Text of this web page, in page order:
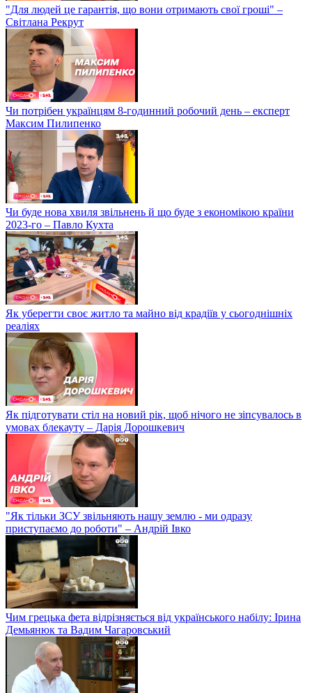
"Для людей це гарантія, що вони отримають свої гроші" –
Світлана Рекрут
Чи потрібен українцям 8-годинний робочий день – експерт
Максим Пилипенко
Чи буде нова хвиля звільнень й що буде з економікою країни
2023-го – Павло Кухта
Як уберегти своє житло та майно від крадіїв у сьогоднішніх
реаліях
Як підготувати стіл на новий рік, щоб нічого не зіпсувалось в
умовах блекауту – Дарія Дорошкевич
"Як тільки ЗСУ звільняють нашу землю - ми одразу
приступаємо до роботи" – Андрій Івко
Чим грецька фета відрізняється від українського набілу: Ірина
Демьянюк та Вадим Чагаровський